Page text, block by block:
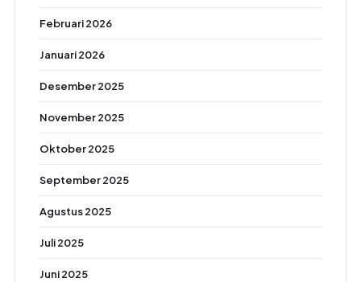
Februari 2026
Januari 2026
Desember 2025
November 2025
Oktober 2025
September 2025
Agustus 2025
Juli 2025
Juni 2025